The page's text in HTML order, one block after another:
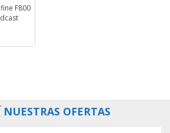
F800
NUESTRAS OFERTAS